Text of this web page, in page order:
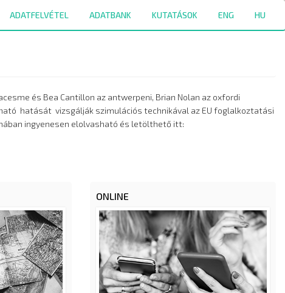
ADATFELVÉTEL ADATBANK KUTATÁSOK ENG HU
és Bea Cantillon az antwerpeni, Brian Nolan az oxfordi
hatását  vizsgálják szimulációs technikával az EU foglalkoztatási
ONLINE